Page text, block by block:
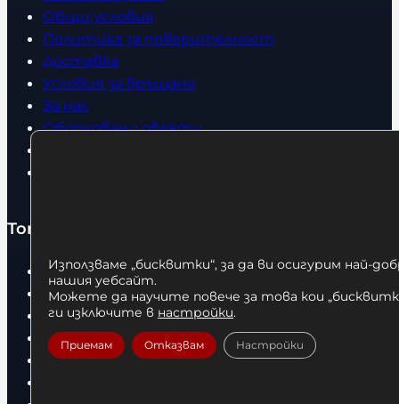
Общи условия
Политика за поверителност
Доставка
Условия за връщане
За нас
Оборудвани обекти
Топ категории
Бокс
Боксови чували
Боксови ръкавици
Дрехи
Детски дрехи
Използваме „бисквитки“, за да ви осигурим най-
нашия уебсайт.
Можете да научите повече за това кои
ги изключите в настройки.
Приемам Отказвам Настройки